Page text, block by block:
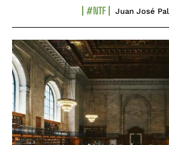
#NTF Juan José